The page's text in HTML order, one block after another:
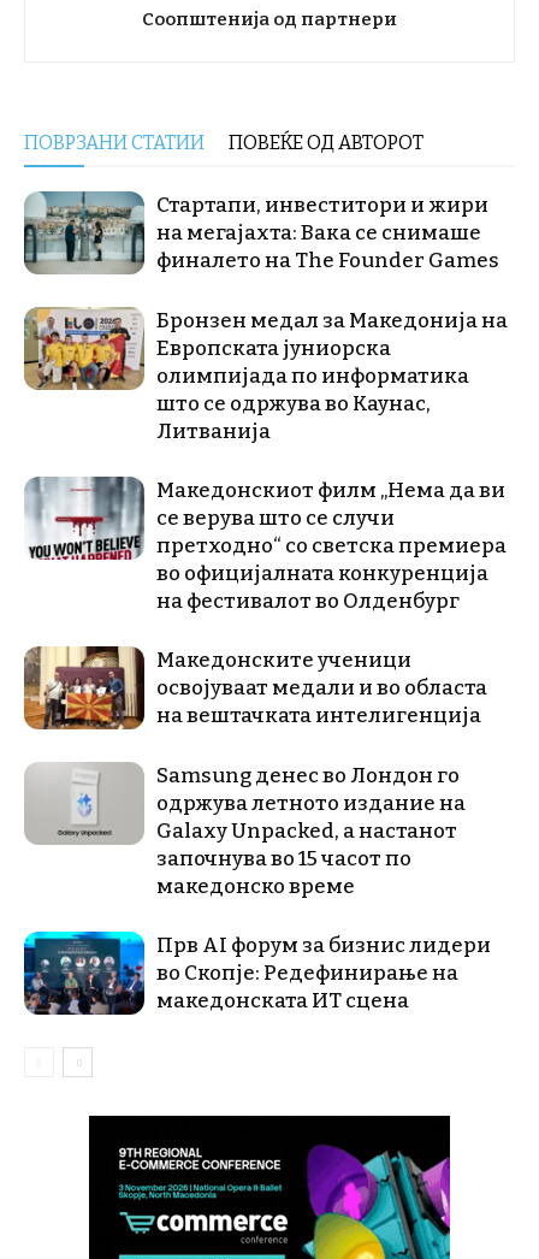
Соопштенија од партнери
ПОВРЗАНИ СТАТИИ ПОВЕЌЕ ОД АВТОРОТ
Стартапи, инвеститори и жири
на мегајахта: Вака се снимаше
финалето на The Founder Games
Бронзен медал за Македонија на
Европската јуниорска
олимпијада по информатика
што се одржува во Каунас,
Литванија
Македонскиот филм „Нема да ви
се верува што се случи
претходно“ со светска премиера
во официјалната конкуренција
на фестивалот во Олденбург
Македонските ученици
освојуваат медали и во областа
на вештачката интелигенција
Samsung денес во Лондон го
одржува летното издание на
Galaxy Unpacked, a настанот
започнува во 15 часот по
македонско време
Прв AI форум за бизнис лидери
во Скопје: Редефинирање на
македонската ИТ сцена